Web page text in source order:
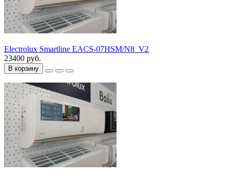
Electrolux Smartline EACS-07HSM/N8_V2
23400 руб.
В корзину